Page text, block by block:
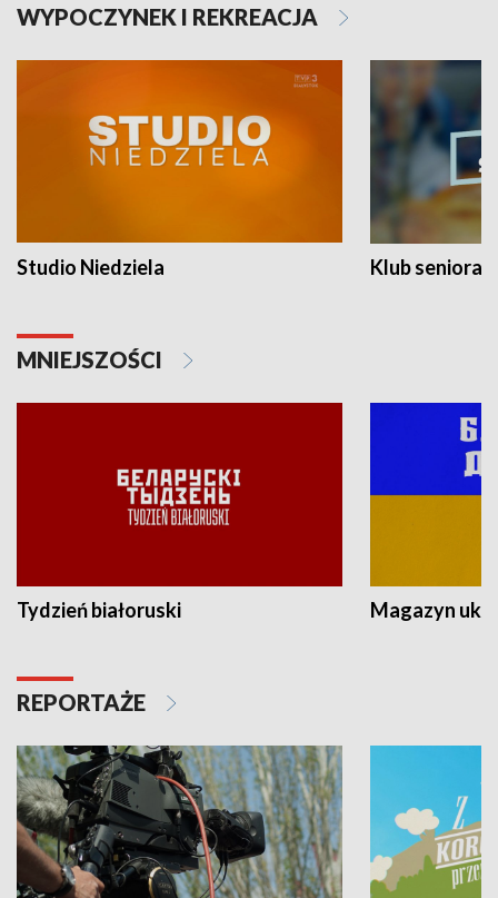
WYPOCZYNEK I REKREACJA
Studio Niedziela Klub seniora
MNIEJSZOŚCI
Tydzień białoruski Magazyn
REPORTAŻE